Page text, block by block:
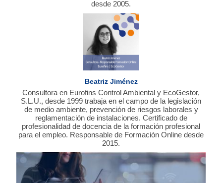
desde 2005.
Beatriz Jiménez
Consultora en Eurofins Control Ambiental y EcoGestor,
S.L.U., desde 1999 trabaja en el campo de la legislación
de medio ambiente, prevención de riesgos laborales y
reglamentación de instalaciones. Certificado de
profesionalidad de docencia de la formación profesional
para el empleo. Responsable de Formación Online desde
2015.